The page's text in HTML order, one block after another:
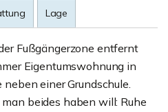
Lage
Fußgängerzone entfernt
Eigentumswohnung in
einer Grundschule.
beides haben will: Ruhe